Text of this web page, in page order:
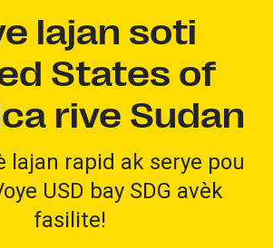
lajan soti
States of
rive Sudan
lajan rapid ak serye pou
USD bay SDG avèk
fasilite!